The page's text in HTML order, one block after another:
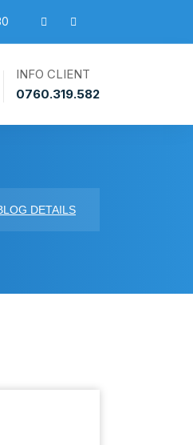
INFO CLIENT
0760.319.582
DETAILS